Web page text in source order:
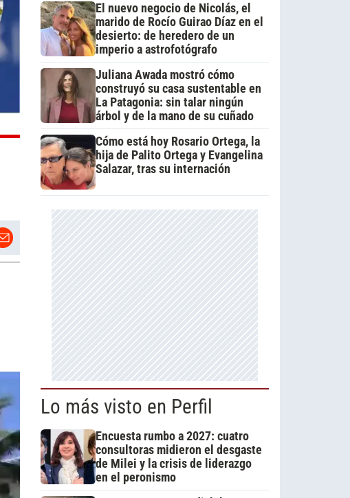
El nuevo negocio de Nicolás, el
marido de Rocío Guirao Díaz en el
desierto: de heredero de un
imperio a astrofotógrafo
Juliana Awada mostró cómo
construyó su casa sustentable en
La Patagonia: sin talar ningún
árbol y de la mano de su cuñado
Cómo está hoy Rosario Ortega, la
hija de Palito Ortega y Evangelina
Salazar, tras su internación
Lo más visto en Perfil
Encuesta rumbo a 2027: cuatro
consultoras midieron el desgaste
de Milei y la crisis de liderazgo
en el peronismo